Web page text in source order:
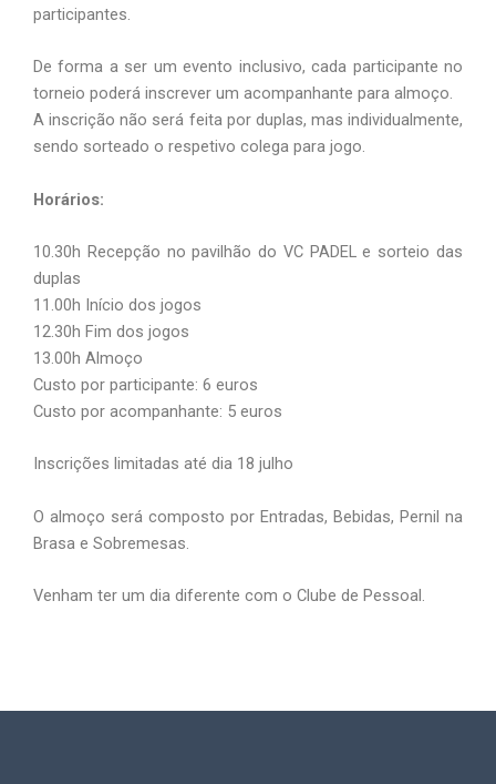
participantes.
De forma a ser um evento inclusivo, cada participante no
torneio poderá inscrever um acompanhante para almoço.
A inscrição não será feita por duplas, mas individualmente,
sendo sorteado o respetivo colega para jogo.
Horários:
10.30h Recepção no pavilhão do VC PADEL e sorteio das
duplas
11.00h Início dos jogos
12.30h Fim dos jogos
13.00h Almoço
Custo por participante: 6 euros
Custo por acompanhante: 5 euros
Inscrições limitadas até dia 18 julho
O almoço será composto por Entradas, Bebidas, Pernil na
Brasa e Sobremesas.
Venham ter um dia diferente com o Clube de Pessoal.